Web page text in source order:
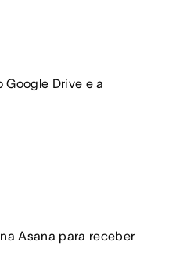
Drive e a
Asana para receber